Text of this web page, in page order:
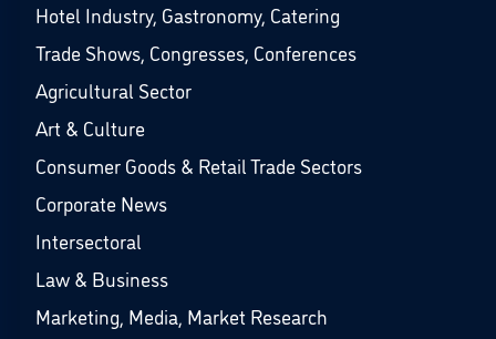
Hotel Industry, Gastronomy, Catering
Trade Shows, Congresses, Conferences
Agricultural Sector
Art & Culture
Consumer Goods & Retail Trade Sectors
Corporate News
Intersectoral
Law & Business
Marketing, Media, Market Research